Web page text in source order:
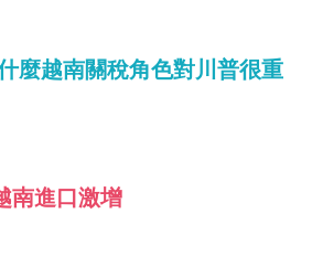
麼越南關稅角色對川普很重
南進口激增